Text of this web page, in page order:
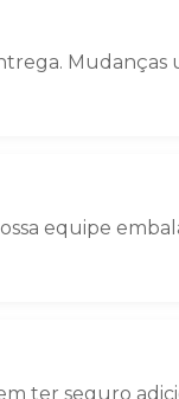
equipe
ter seguro